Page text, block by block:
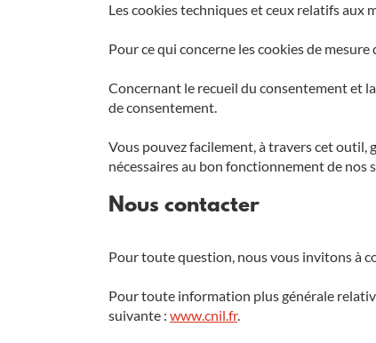
Les cookies techniques et ceux relatifs aux
Pour ce qui concerne les cookies de
Concernant le recueil du consentement et
de consentement.
Vous pouvez facilement, à travers cet outil,
nécessaires au bon fonctionnement de nos
Nous contacter
Pour toute question, nous vous invitons à
Pour toute information plus générale
suivante : www.cnil.fr.